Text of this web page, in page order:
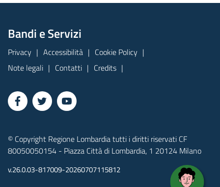
Bandi e Servizi
Privacy Accessibilità
Cookie Policy
Note legali
Contatti Credits
© Copyright Regione Lombardia tutti i diritti riservati CF
80050050154 - Piazza Città di Lombardia, 1 20124 Milano
v.26.0.03-817009-20260707115812